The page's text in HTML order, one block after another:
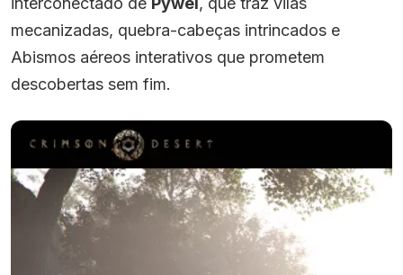
mecanizadas, quebra-cabeças intrincados e
Abismos aéreos interativos que prometem
descobertas sem fim.